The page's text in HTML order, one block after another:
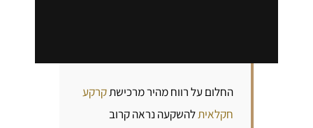
החלום על רווח מהיר מרכישתקרקע
חקלאיתלהשקעה נראה קרוב